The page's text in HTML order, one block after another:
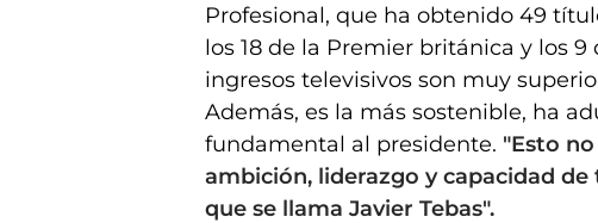
Profesional, que ha obtenido 49
los 18 de la Premier británica y los
ingresos televisivos son muy
Además, es la más sostenible, ha
fundamental al presidente. "Esto
ambición, liderazgo y capacidad
que se llama Javier Tebas".